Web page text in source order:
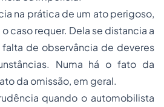
na prática de um ato perigoso,
caso requer. Dela se distancia a
de observância de deveres
Numa há o fato da
da omissão, em geral.
quando o automobilista